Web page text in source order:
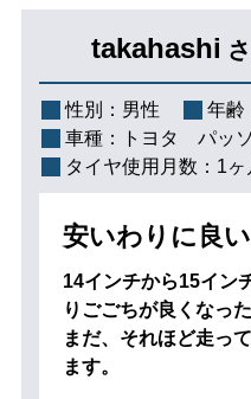
takahashi
性別： 男性 年齢
車種：
トヨタ パッソ
タイヤ使用月数： 1ヶ
安いわりに良い
14インチから15イン
りごごちが良くなっ
まだ、それほど走っ
ます。